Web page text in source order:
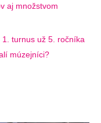
aj množstvom
turnus už 5. ročníka
múzejníci?